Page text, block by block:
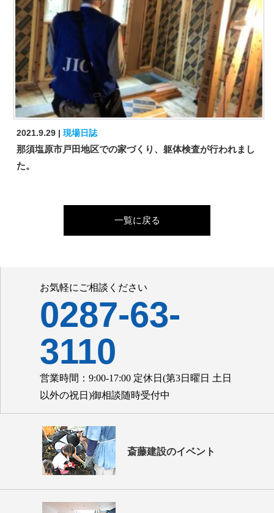
2021.9.29 現場日誌
那須塩原市戸田地区での家づくり、躯体検査が行われまし
た。
一覧に戻る
お気軽にご相談ください
0287-63-
3110
営業時間：9:00-17:00 定休日(第3日曜日 土日
以外の祝日)御相談随時受付中
斎藤建設のイベント